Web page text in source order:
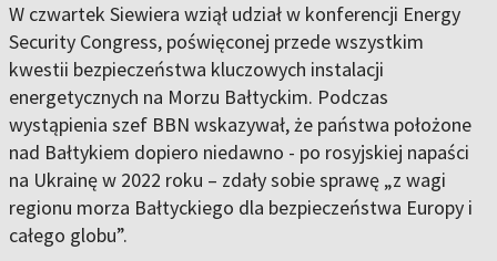
W czwartek Siewiera wziął udział w konferencji Energy
Security Congress, poświęconej przede wszystkim
kwestii bezpieczeństwa kluczowych instalacji
energetycznych na Morzu Bałtyckim. Podczas
wystąpienia szef BBN wskazywał, że państwa położone
nad Bałtykiem dopiero niedawno - po rosyjskiej napaści
na Ukrainę w 2022 roku – zdały sobie sprawę „z wagi
regionu morza Bałtyckiego dla bezpieczeństwa Europy i
całego globu”.